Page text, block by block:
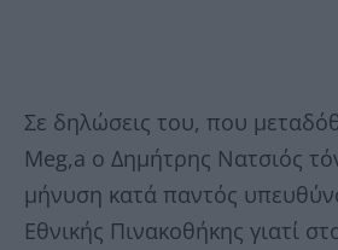
Σε δηλώσεις του, που
Meg,a ο Δημήτρης Νατσιός
μήνυση κατά παντός
Εθνικής Πινακοθήκης γιατί